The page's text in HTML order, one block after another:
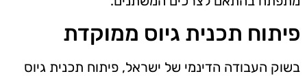
פיתוח תכנית גיוס ממוקדת
בשוק העבודה הדינמי של ישראל, פיתוח תכנית גיוס